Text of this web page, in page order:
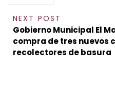
NEXT POST
Gobierno Municipal El
compra de tres nuevos
recolectores de basura